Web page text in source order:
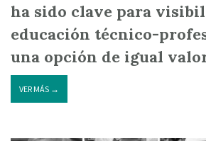
ha sido clave para
educación técnico-
una opción de igual
VER MÁS →